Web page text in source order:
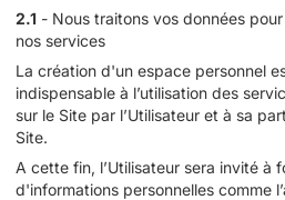
2.1 - Nous traitons vos données
nos services
La création d'un espace personnel
indispensable à l’utilisation des
sur le Site par l’Utilisateur et à sa
Site.
A cette fin, l’Utilisateur sera invité à
d'informations personnelles comme